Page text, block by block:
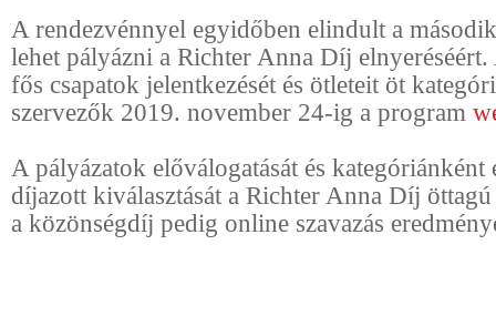
A rendezvénnyel egyidőben elindult a
lehet pályázni a Richter Anna Díj
fős csapatok jelentkezését és ötleteit öt
szervezők 2019. november 24-ig a program
A pályázatok előválogatását és kategóriánként
díjazott kiválasztását a Richter Anna Díj
a közönségdíj pedig online szavazás